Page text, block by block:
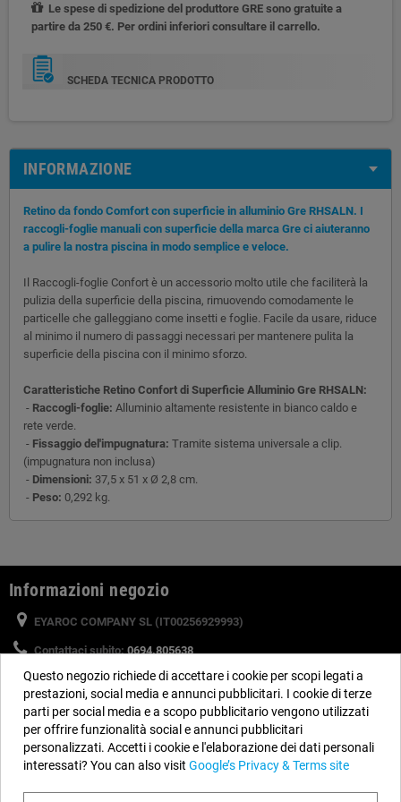
Le spese di spedizione del produttore GRE sono gratuite a
partire da 250 €. Per ordini inferiori consultare il carrello.
SCHEDA TECNICA PRODOTTO
INFORMAZIONE
Retino da fondo Comfort con superficie in alluminio Gre RHSALN. I
raccogli-foglie manuali con superficie della marca Gre ci aiuteranno
a pulire la nostra piscina in modo semplice e veloce.
Il Raccogli-foglie Confort è un accessorio molto utile che faciliterà la
pulizia della superficie della piscina, rimuovendo comodamente le
particelle che galleggiano come insetti e foglie. Facile da usare, riduce
al minimo il numero di passaggi necessari per mantenere pulita la
superficie della piscina con il minimo sforzo.
Caratteristiche Retino Confort di Superficie Alluminio Gre RHSALN:
- Raccogli-foglie: Alluminio altamente resistente in bianco caldo e
rete verde.
- Fissaggio del'impugnatura: Tramite sistema universale a clip.
(impugnatura non inclusa)
- Dimensioni: 37,5 x 51 x Ø 2,8 cm.
- Peso: 0,292 kg.
Informazioni negozio
EYAROC COMPANY SL (IT00256929993)
Contattaci subito: 0694.805638
Orario:Dal lunedì al venerdì, dalle 9 alle 14 e dalle 15 alle 18
Email:info@piscinefuori-terra.com
Seguici
Questo negozio richiede di accettare i cookie per scopi legati a
prestazioni, social media e annunci pubblicitari. I cookie di terze
parti per social media e a scopo pubblicitario vengono utilizzati
per offrire funzionalità social e annunci pubblicitari
personalizzati. Accetti i cookie e l'elaborazione dei dati personali
interessati? You can also visit Google’s Privacy & Terms site